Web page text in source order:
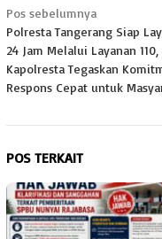
Navigasi
pos
Pos sebelumnya
Polresta Tangerang Siap
24 Jam Melalui Layanan 110,
Kapolresta Tegaskan
Respons Cepat untuk
POS TERKAIT